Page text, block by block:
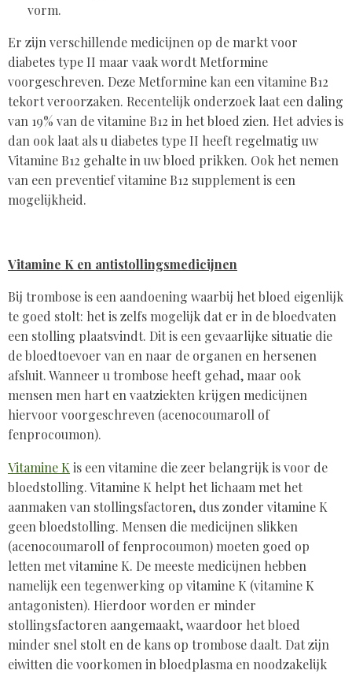
vorm.
Er zijn verschillende medicijnen op de markt voor
diabetes type II maar vaak wordt Metformine
voorgeschreven. Deze Metformine kan een vitamine B12
tekort veroorzaken. Recentelijk onderzoek laat een daling
van 19% van de vitamine B12 in het bloed zien. Het advies is
dan ook laat als u diabetes type II heeft regelmatig uw
Vitamine B12 gehalte in uw bloed prikken. Ook het nemen
van een preventief vitamine B12 supplement is een
mogelijkheid.
Vitamine K en antistollingsmedicijnen
Bij trombose is een aandoening waarbij het bloed eigenlijk
te goed stolt: het is zelfs mogelijk dat er in de bloedvaten
een stolling plaatsvindt. Dit is een gevaarlijke situatie die
de bloedtoevoer van en naar de organen en hersenen
afsluit. Wanneer u trombose heeft gehad, maar ook
mensen men hart en vaatziekten krijgen medicijnen
hiervoor voorgeschreven (acenocoumaroll of
fenprocoumon).
Vitamine K is een vitamine die zeer belangrijk is voor de
bloedstolling. Vitamine K helpt het lichaam met het
aanmaken van stollingsfactoren, dus zonder vitamine K
geen bloedstolling. Mensen die medicijnen slikken
(acenocoumaroll of fenprocoumon) moeten goed op
letten met vitamine K. De meeste medicijnen hebben
namelijk een tegenwerking op vitamine K (vitamine K
antagonisten). Hierdoor worden er minder
stollingsfactoren aangemaakt, waardoor het bloed
minder snel stolt en de kans op trombose daalt. Dat zijn
eiwitten die voorkomen in bloedplasma en noodzakelijk